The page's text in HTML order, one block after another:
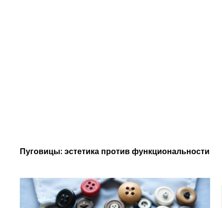
Пуговицы: эстетика против функциональности